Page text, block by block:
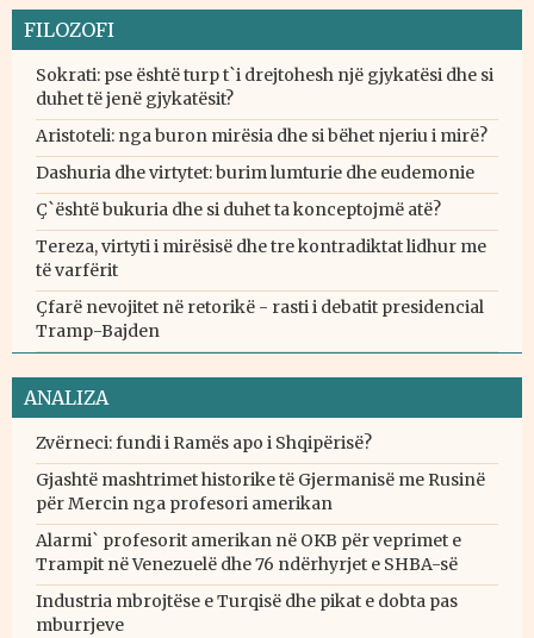
FILOZOFI
Sokrati: pse është turp t`i drejtohesh një gjykatësi dhe si
duhet të jenë gjykatësit?
Aristoteli: nga buron mirësia dhe si bëhet njeriu i mirë?
Dashuria dhe virtytet: burim lumturie dhe eudemonie
Ç`është bukuria dhe si duhet ta konceptojmë atë?
Tereza, virtyti i mirësisë dhe tre kontradiktat lidhur me
të varfërit
Çfarë nevojitet në retorikë - rasti i debatit presidencial
Tramp-Bajden
ANALIZA
Zvërneci: fundi i Ramës apo i Shqipërisë?
Gjashtë mashtrimet historike të Gjermanisë me Rusinë
për Mercin nga profesori amerikan
Alarmi` profesorit amerikan në OKB për veprimet e
Trampit në Venezuelë dhe 76 ndërhyrjet e SHBA-së
Industria mbrojtëse e Turqisë dhe pikat e dobta pas
mburrjeve